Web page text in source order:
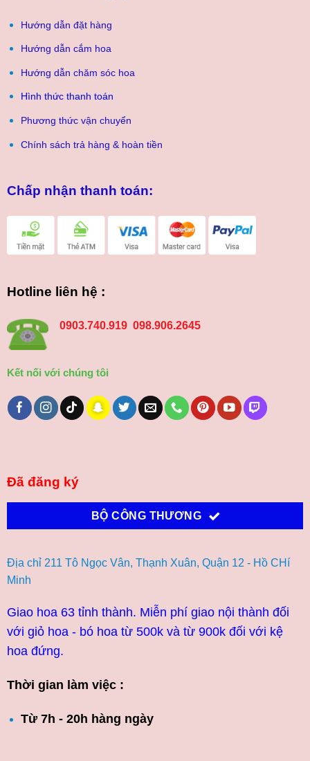
Hướng dẫn đặt hàng
Hướng dẫn cắm hoa
Hướng dẫn chăm sóc hoa
Hình thức thanh toán
Phương thức vận chuyển
Chính sách trả hàng & hoàn tiền
Chấp nhận thanh toán:
Hotline liên hệ :
0903.740.919 098.906.2645
Kết nối với chúng tôi
Đã đăng ký
BỘ CÔNG THƯƠNG
Địa chỉ 211 Tô Ngọc Vân, Thạnh Xuân, Quận 12 - Hồ CHí
Minh
Giao hoa 63 tỉnh thành. Miễn phí giao nội thành đối
với giỏ hoa - bó hoa từ 500k và từ 900k đối với kệ
hoa đứng.
Thời gian làm việc :
Từ 7h - 20h hàng ngày